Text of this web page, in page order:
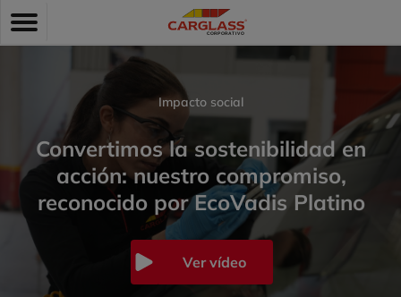
Pasar
contenido
Toggle
Impacto social
Convertimos la sostenibilidad en
acción: nuestro compromiso,
reconocido por EcoVadis Platino
Ver vídeo